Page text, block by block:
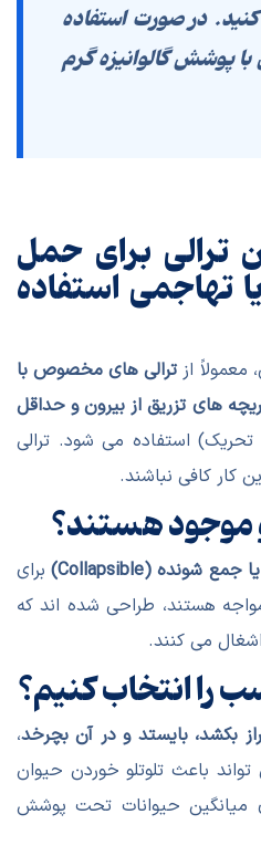
در صورت استفاده
پوشش گالوانیزه گرم
ترالی برای حمل
تهاجمی استفاده
از ترالی های مخصوص با
های تزریق از بیرون و حداقل
استفاده می شود. ترالی
کار کافی نباشند.
موجود هستند؟
برای
هستند، طراحی شده اند که
می کنند.
را انتخاب کنیم؟
بکشد، بایستد و در آن بچرخد،
باعث تلوتلو خوردن حیوان
میانگین حیوانات تحت پوشش